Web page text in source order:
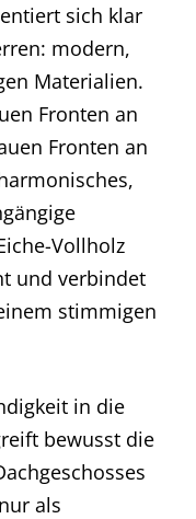
sich klar
modern,
Materialien.
Fronten an
Fronten an
Vollholz
und verbindet
stimmigen
in die
bewusst die
als